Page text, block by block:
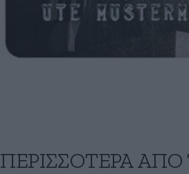
ΠΕΡΙΣΣΟΤΕΡΑ